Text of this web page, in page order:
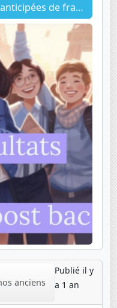
français (EAF) 2024
anciens
Publié il y
a 1 an